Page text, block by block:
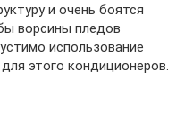
и очень боятся
ворсины пледов
использование
этого кондиционеров.